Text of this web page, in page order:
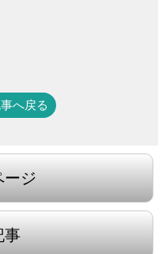
へ戻る
ージ
事